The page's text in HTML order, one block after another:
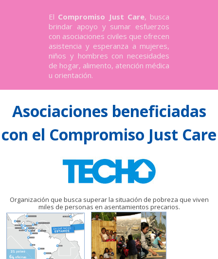
El Compromiso Just Care, busca
brindar apoyo y sumar esfuerzos
con asociaciones civiles que ofrecen
asistencia y esperanza a mujeres,
niños y hombres con necesidades
de hogar, alimento, atención médica
u orientación.
Asociaciones beneficiadas
con el Compromiso Just Care
Organización que busca superar la situación de pobreza que viven
miles de personas en asentamientos precarios.